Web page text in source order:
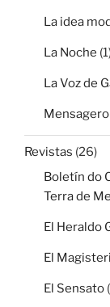
La idea
La Noche
La Voz de
Revistas (26)
Boletín do
Terra de
El Heraldo
El
El Sensato